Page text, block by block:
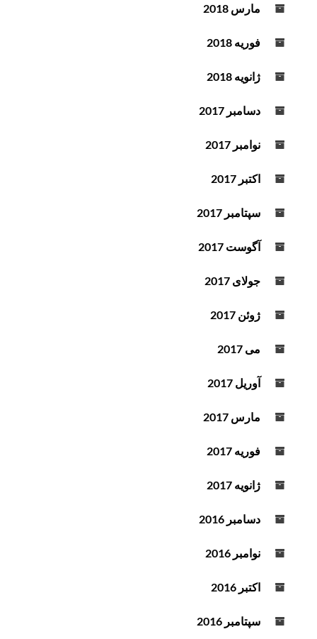
مارس 2018
فوریه 2018
ژانویه 2018
دسامبر 2017
نوامبر 2017
اکتبر 2017
سپتامبر 2017
آگوست 2017
جولای 2017
ژوئن 2017
می 2017
آوریل 2017
مارس 2017
فوریه 2017
ژانویه 2017
دسامبر 2016
نوامبر 2016
اکتبر 2016
سپتامبر 2016